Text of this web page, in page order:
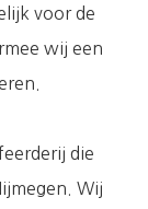
voor de
wij een
die
Wij